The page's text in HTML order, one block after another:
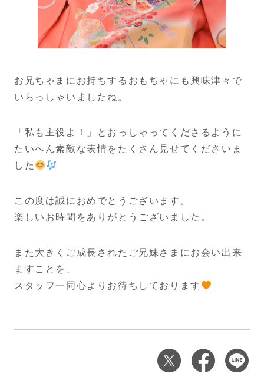
お兄ちゃまにお持ちするおもちゃにも興味津々で
いらっしゃいましたね。
「私も主役よ！」とおっしゃってくださるように
たいへん素敵な表情をたくさん見せてくださいま
した
この度は誠におめでとうございます。
楽しいお時間をありがとうございました。
また大きくご成長されたご兄妹さまにお会い出来
ますことを、
スタッフ一同心よりお待ちしております